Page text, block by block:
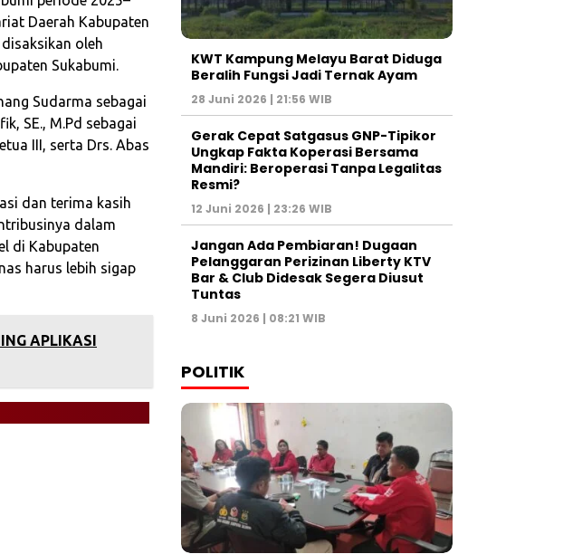
Daerah Kabupaten
oleh
Sukabumi.
Sudarma sebagai
SE., M.Pd sebagai
III, serta Drs. Abas
dan terima kasih
dalam
di Kabupaten
harus lebih sigap
APLIKASI
KWT Kampung Melayu Barat Diduga
Beralih Fungsi Jadi Ternak Ayam
28 Juni 2026 | 21:56 WIB
Gerak Cepat Satgasus GNP-Tipikor
Ungkap Fakta Koperasi Bersama
Mandiri: Beroperasi Tanpa Legalitas
Resmi?
12 Juni 2026 | 23:26 WIB
Jangan Ada Pembiaran! Dugaan
Pelanggaran Perizinan Liberty KTV
Bar & Club Didesak Segera Diusut
Tuntas
8 Juni 2026 | 08:21 WIB
POLITIK